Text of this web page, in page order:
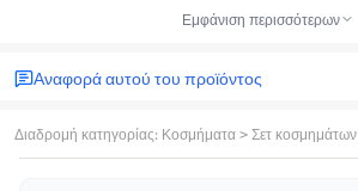
Εμφάνιση περισσότερων
Αναφορά αυτού του προϊόντος
Διαδρομή κατηγορίας: Κοσμήματα > Σετ κοσμημάτων